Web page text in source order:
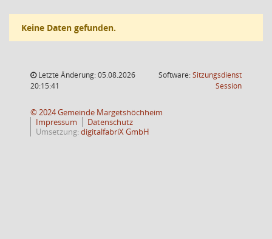
Keine Daten gefunden.
Letzte Änderung: 05.08.2026
20:15:41
Software:Sitzungsdienst
Session(Wird in
© 2024 Gemeinde Margetshöchheim
Impressum
Datenschutz
Umsetzung:digitalfabriX GmbH